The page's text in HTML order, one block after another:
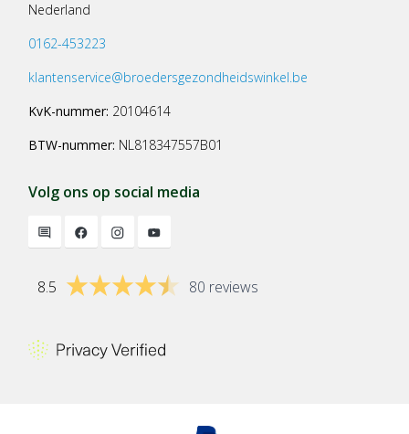
Nederland
0162-453223
klantenservice@broedersgezondheidswinkel.be
KvK-nummer: 20104614
BTW-nummer: NL818347557B01
Volg ons op social media
8.5 80 reviews